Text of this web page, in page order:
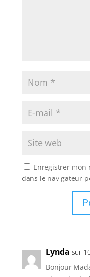
Enregistrer mon
dans le navigateur
Lynda sur
Bonjour